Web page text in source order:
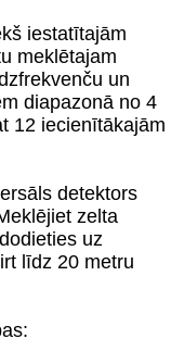
iestatītajām
meklētajam
un
diapazonā no 4
12 iecienītākajām
detektors
zelta
uz
līdz 20 metru